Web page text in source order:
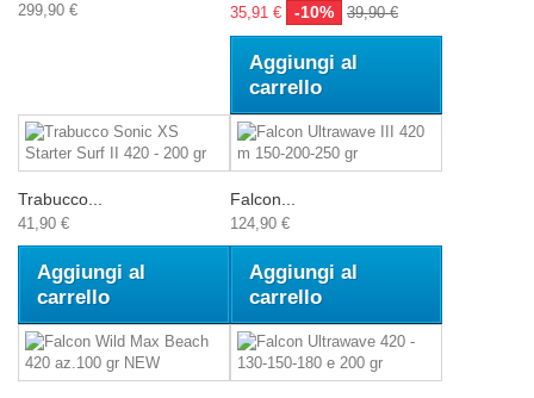
299,90 € 35,91 € -10% 39,90 €
Aggiungi al
carrello
Trabucco...
41,90 €
Aggiungi al
carrello
Falcon...
124,90 €
Aggiungi al
carrello